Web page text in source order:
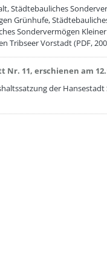
Städtebauliches
Grünhufe,
Sondervermögen Kleiner
Tribseer Vorstadt (PDF,
11, erschienen am
der Hansestadt